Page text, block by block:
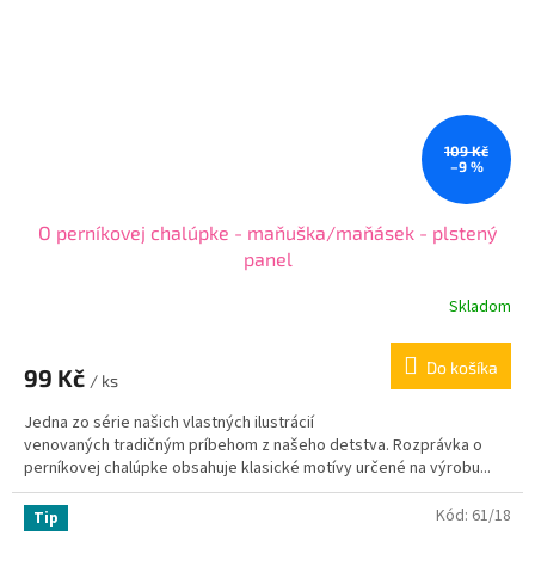
109 Kč
–9 %
O perníkovej chalúpke - maňuška/maňásek - plstený
panel
Skladom
99 Kč / ks
Do košíka
Jedna zo série našich vlastných ilustrácií
venovaných tradičným príbehom z našeho detstva. Rozprávka o
perníkovej chalúpke obsahuje klasické motívy určené na výrobu...
Tip Kód: 61/18